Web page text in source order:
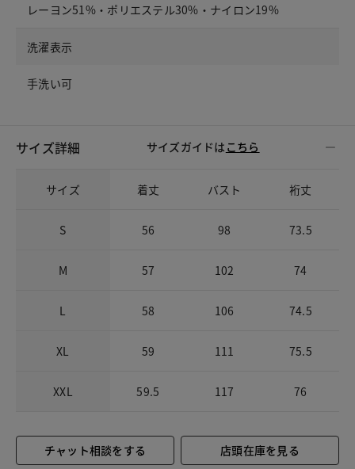
レーヨン51%・ポリエステル30%・ナイロン19%
洗濯表示
手洗い可
サイズ詳細 サイズガイドは こちら
サイズ 着丈 バスト 裄丈
S 56 98 73.5
M 57 102 74
L 58 106 74.5
XL 59 111 75.5
XXL 59.5 117 76
チャット相談をする 店頭在庫を見る